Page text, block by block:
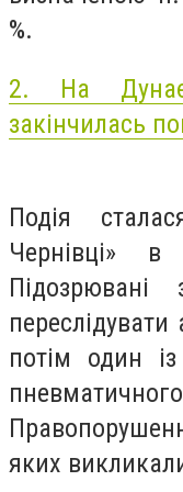
%.
2. На
закінчилась
Подія
Чернівці» в
потім один
яких